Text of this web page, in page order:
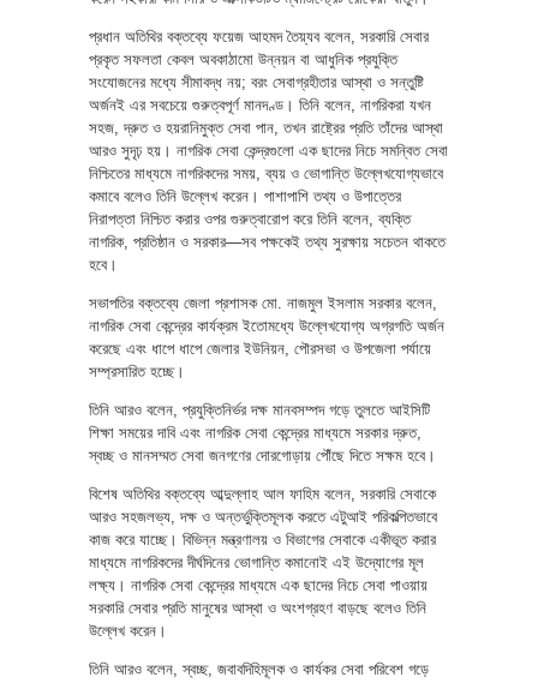
প্রধান অতিথির বক্তব্যে ফয়েজ আহমদ তৈয়্যব বলেন, সরকারি সেবার
প্রকৃত সফলতা কেবল অবকাঠামো উন্নয়ন বা আধুনিক প্রযুক্তি
সংযোজনের মধ্যে সীমাবদ্ধ নয়; বরং সেবাগ্রহীতার আস্থা ও সন্তুষ্টি
অর্জনই এর সবচেয়ে গুরুত্বপূর্ণ মানদণ্ড। তিনি বলেন, নাগরিকরা যখন
সহজ, দ্রুত ও হয়রানিমুক্ত সেবা পান, তখন রাষ্ট্রের প্রতি তাঁদের আস্থা
আরও সুদৃঢ় হয়। নাগরিক সেবা কেন্দ্রগুলো এক ছাদের নিচে সমন্বিত সেবা
নিশ্চিতের মাধ্যমে নাগরিকদের সময়, ব্যয় ও ভোগান্তি উল্লেখযোগ্যভাবে
কমাবে বলেও তিনি উল্লেখ করেন। পাশাপাশি তথ্য ও উপাত্তের
নিরাপত্তা নিশ্চিত করার ওপর গুরুত্বারোপ করে তিনি বলেন, ব্যক্তি
নাগরিক, প্রতিষ্ঠান ও সরকার—সব পক্ষকেই তথ্য সুরক্ষায় সচেতন থাকতে
হবে।
সভাপতির বক্তব্যে জেলা প্রশাসক মো. নাজমুল ইসলাম সরকার বলেন,
নাগরিক সেবা কেন্দ্রের কার্যক্রম ইতোমধ্যে উল্লেখযোগ্য অগ্রগতি অর্জন
করেছে এবং ধাপে ধাপে জেলার ইউনিয়ন, পৌরসভা ও উপজেলা পর্যায়ে
সম্প্রসারিত হচ্ছে।
তিনি আরও বলেন, প্রযুক্তিনির্ভর দক্ষ মানবসম্পদ গড়ে তুলতে আইসিটি
শিক্ষা সময়ের দাবি এবং নাগরিক সেবা কেন্দ্রের মাধ্যমে সরকার দ্রুত,
স্বচ্ছ ও মানসম্মত সেবা জনগণের দোরগোড়ায় পৌঁছে দিতে সক্ষম হবে।
বিশেষ অতিথির বক্তব্যে আব্দুল্লাহ আল ফাহিম বলেন, সরকারি সেবাকে
আরও সহজলভ্য, দক্ষ ও অন্তর্ভুক্তিমূলক করতে এটুআই পরিকল্পিতভাবে
কাজ করে যাচ্ছে। বিভিন্ন মন্ত্রণালয় ও বিভাগের সেবাকে একীভূত করার
মাধ্যমে নাগরিকদের দীর্ঘদিনের ভোগান্তি কমানোই এই উদ্যোগের মূল
লক্ষ্য। নাগরিক সেবা কেন্দ্রের মাধ্যমে এক ছাদের নিচে সেবা পাওয়ায়
সরকারি সেবার প্রতি মানুষের আস্থা ও অংশগ্রহণ বাড়ছে বলেও তিনি
উল্লেখ করেন।
তিনি আরও বলেন, স্বচ্ছ, জবাবদিহিমূলক ও কার্যকর সেবা পরিবেশ গড়ে